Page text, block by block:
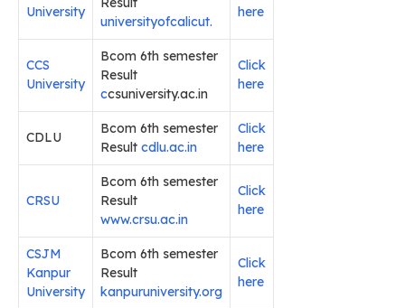
University
universityofcalicut.
here
CCS
University
Bcom 6th semester
Result
ccsuniversity.ac.in
Click
here
CDLU
Bcom 6th semester
Result cdlu.ac.in
Click
here
CRSU
Bcom 6th semester
Result
www.crsu.ac.in
Click
here
CSJM
Kanpur
University
Bcom 6th semester
Result
kanpuruniversity.org
Click
here